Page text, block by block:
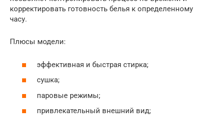
корректировать готовность белья к определенному
часу.
Плюсы модели:
эффективная и быстрая стирка;
сушка;
паровые режимы;
привлекательный внешний вид;